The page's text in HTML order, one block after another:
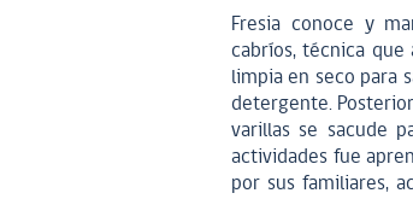
Fresia conoce y
cabríos, técnica que
limpia en seco para
detergente.
varillas se sacude
actividades fue
por sus familiares,